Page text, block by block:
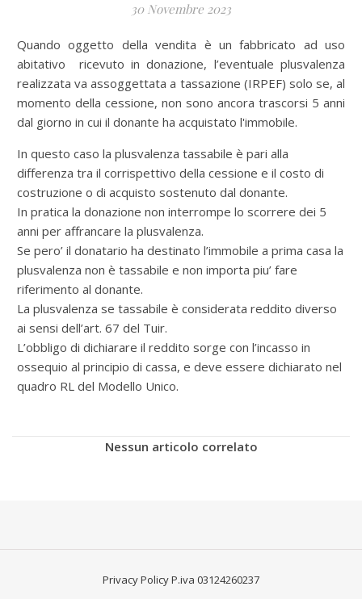
30 Novembre 2023
Quando oggetto della vendita è un fabbricato ad uso
abitativo ricevuto in donazione, l’eventuale plusvalenza
realizzata va assoggettata a tassazione (IRPEF) solo se, al
momento della cessione, non sono ancora trascorsi 5 anni
dal giorno in cui il donante ha acquistato l'immobile.
In questo caso la plusvalenza tassabile è pari alla
differenza tra il corrispettivo della cessione e il costo di
costruzione o di acquisto sostenuto dal donante.
In pratica la donazione non interrompe lo scorrere dei 5
anni per affrancare la plusvalenza.
Se pero’ il donatario ha destinato l’immobile a prima casa la
plusvalenza non è tassabile e non importa piu’ fare
riferimento al donante.
La plusvalenza se tassabile è considerata reddito diverso
ai sensi dell’art. 67 del Tuir.
L’obbligo di dichiarare il reddito sorge con l’incasso in
ossequio al principio di cassa, e deve essere dichiarato nel
quadro RL del Modello Unico.
Nessun articolo correlato
Privacy PolicyP.iva 03124260237